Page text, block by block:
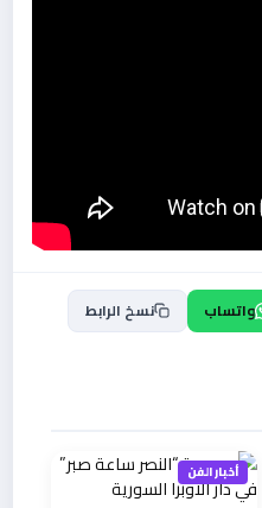
واتساب نسخ الرابط
أخبار الفن